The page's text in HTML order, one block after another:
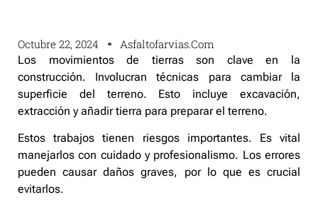
Octubre 22, 2024 Asfaltofarvias.com
Los movimientos de tierras son clave en la
construcción. Involucran técnicas para cambiar la
superficie del terreno. Esto incluye excavación,
extracción y añadir tierra para preparar el terreno.
Estos trabajos tienen riesgos importantes. Es vital
manejarlos con cuidado y profesionalismo. Los errores
pueden causar daños graves, por lo que es crucial
evitarlos.